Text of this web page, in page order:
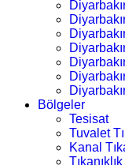
Bölgeler
Tesisat
Tuvalet
Kanal